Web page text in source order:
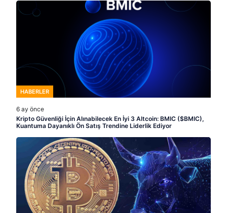
HABERLER
6 ay önce
Kripto Güvenliği İçin Alınabilecek En İyi 3 Altcoin: BMIC ($BMIC),
Kuantuma Dayanıklı Ön Satış Trendine Liderlik Ediyor